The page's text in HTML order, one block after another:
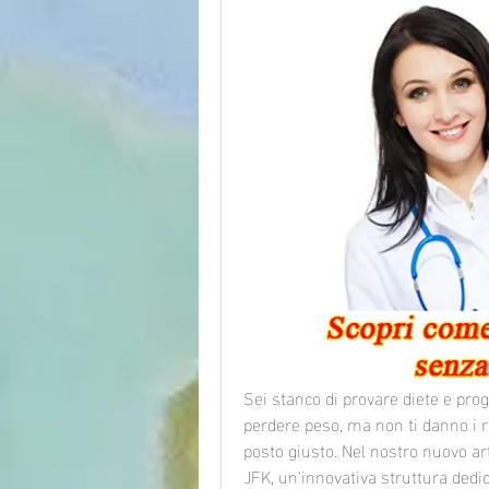
Sei stanco di provare diete e
perdere peso, ma non ti danno
posto giusto. Nel nostro nuovo
JFK, un'innovativa struttura